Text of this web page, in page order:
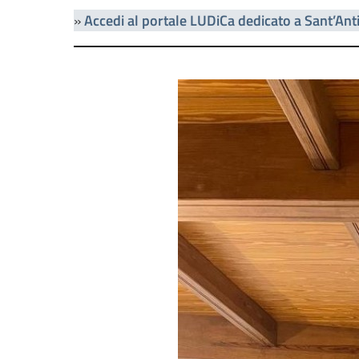
»Accedi al portale LUDiCa dedicato a